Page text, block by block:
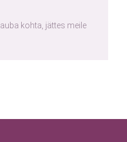
kohta, jättes meile